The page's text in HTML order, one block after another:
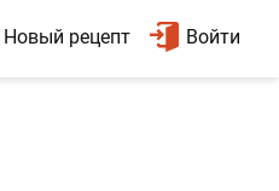
Войти
Новый рецепт